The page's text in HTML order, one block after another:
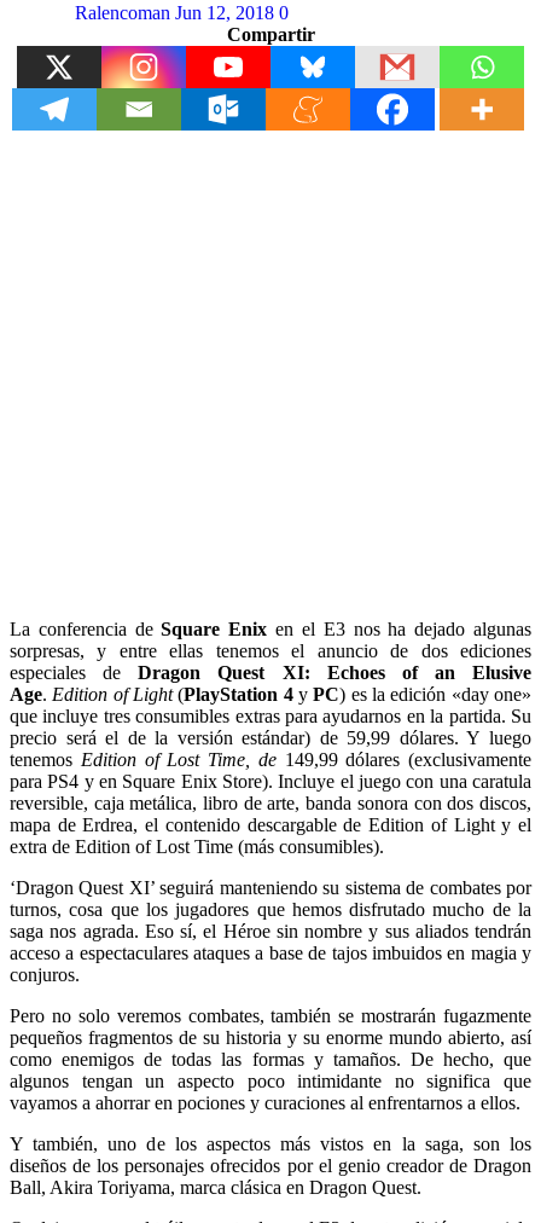
Ralencoman Jun 12, 2018 0
Compartir
La conferencia deSquare Enixen el E3 nos ha dejado algunas
sorpresas, y entre ellas tenemos el anuncio de dos ediciones
especiales de
Dragon Quest XI: Echoes of an Elusive
Age. Edition of Light(PlayStation 4yPC) es la edición «day one»
que incluye tres consumibles extras para ayudarnos en la partida. Su
precio será el de la versión estándar) de 59,99 dólares. Y luego
tenemos Edition of Lost Time, de149,99 dólares (exclusivamente
para PS4 y en Square Enix Store). Incluye el juego con una caratula
reversible, caja metálica, libro de arte, banda sonora con dos discos,
mapa de Erdrea, el contenido descargable de Edition of Light y el
extra de Edition of Lost Time (más consumibles).
‘Dragon Quest XI’ seguirá manteniendo su sistema de combates por
turnos, cosa que los jugadores que hemos disfrutado mucho de la
saga nos agrada. Eso sí, el Héroe sin nombre y sus aliados tendrán
acceso a espectaculares ataques a base de tajos imbuidos en magia y
conjuros.
Pero no solo veremos combates, también se mostrarán fugazmente
pequeños fragmentos de su historia y su enorme mundo abierto, así
como enemigos de todas las formas y tamaños. De hecho, que
algunos tengan un aspecto poco intimidante no significa que
vayamos a ahorrar en pociones y curaciones al enfrentarnos a ellos.
Y también, uno de los aspectos más vistos en la saga, son los
diseños de los personajes ofrecidos por el genio creador de Dragon
Ball, Akira Toriyama, marca clásica en Dragon Quest.